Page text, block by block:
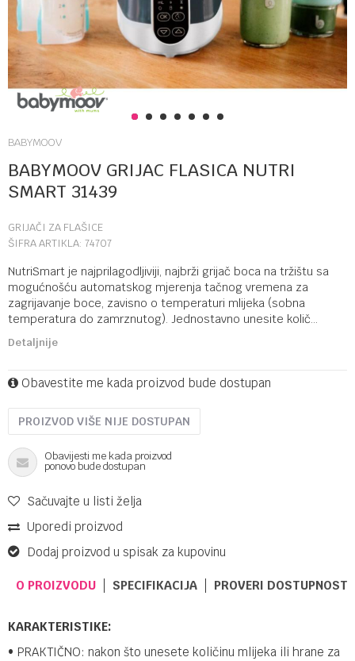
1 2 3 4 5 6 7
BABYMOOV
BABYMOOV GRIJAC FLASICA NUTRI
SMART 31439
GRIJAČI ZA FLAŠICE
ŠIFRA ARTIKLA: 74707
NutriSmart je najprilagodljiviji, najbrži grijač boca na tržištu sa
mogućnošću automatskog mjerenja tačnog vremena za
zagrijavanje boce, zavisno o temperaturi mlijeka (sobna
temperatura do zamrznutog). Jednostavno unesite količ...
Detaljnije
Obavestite me kada proizvod bude dostupan
PROIZVOD VIŠE NIJE DOSTUPAN
Obavijesti me kada proizvod
ponovo bude dostupan
Sačuvajte u listi želja
Uporedi proizvod
Dodaj proizvod u spisak za kupovinu
O PROIZVODU SPECIFIKACIJA PROVERI DOSTUPNOST
KARAKTERISTIKE:
• PRAKTIČNO: nakon što unesete količinu mlijeka ili hrane za